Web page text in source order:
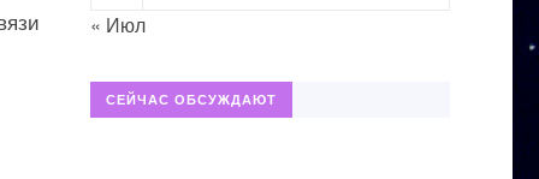
« Июл
СЕЙЧАС ОБСУЖДАЮТ